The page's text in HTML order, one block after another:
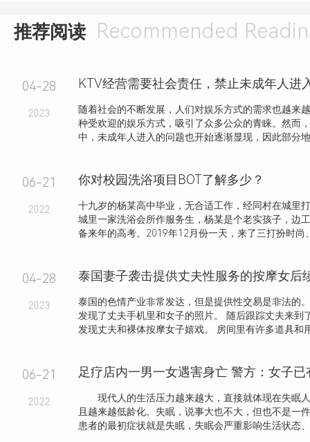
推荐阅读 Recommended
04-28
2023
随着社会的不断发展，人们对娱乐方式的需求也越来
种受欢迎的娱乐方式，吸引了众多公众的青睐。然而
中，未成年人进入的问题也开始逐渐显现，因此部分
06-21
2022
你对校园洗浴项目BOT了解多少？
十九岁的杨某高中毕业，无合适工作，经同村在城里
城里一家洗浴会所作服务生，杨某是个老实孩子，边
备来年的高考。2019年12月份一天，来了三打扮时尚
04-28
2023
泰国的色情产业非常发达，但是提供性交易是非法的
发现了丈夫手机里和女子的照片。 随后跟踪丈夫来到
发现丈夫和裸体按摩女子嬉戏。 房间里有许多道具和
06-21
2022
足疗店内一男一女遇害身亡 警方：女子已
现代人的生活压力越来越大，直接就体现在失眠
且越来越低龄化。失眠，说事大也不大，但也不是一
患者的最初症状就是失眠，失眠会严重影响生活状态